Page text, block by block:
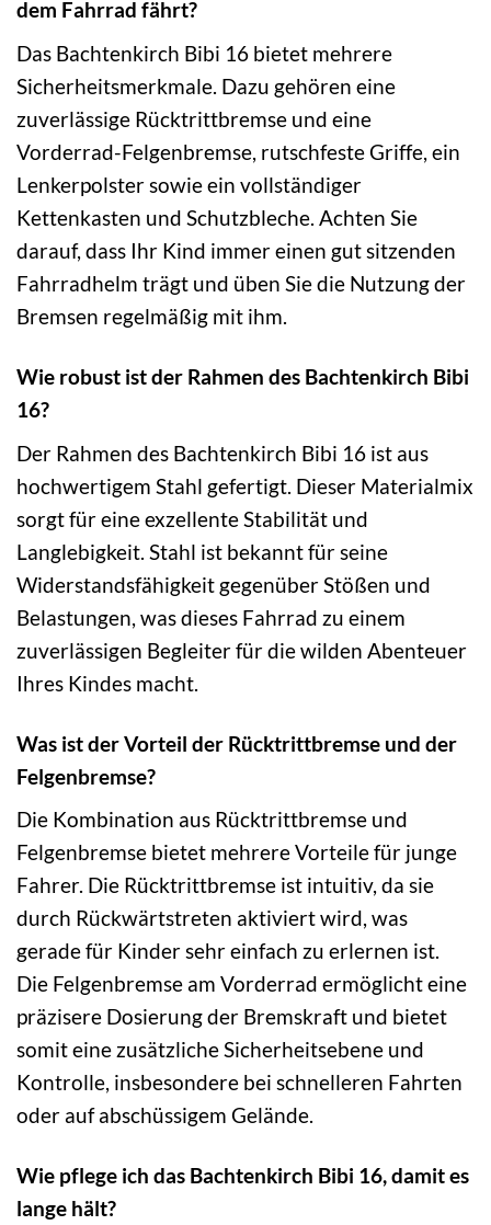
dem Fahrrad fährt?
Das Bachtenkirch Bibi 16 bietet mehrere
Sicherheitsmerkmale. Dazu gehören eine
zuverlässige Rücktrittbremse und eine
Vorderrad-Felgenbremse, rutschfeste Griffe, ein
Lenkerpolster sowie ein vollständiger
Kettenkasten und Schutzbleche. Achten Sie
darauf, dass Ihr Kind immer einen gut sitzenden
Fahrradhelm trägt und üben Sie die Nutzung der
Bremsen regelmäßig mit ihm.
Wie robust ist der Rahmen des Bachtenkirch Bibi
16?
Der Rahmen des Bachtenkirch Bibi 16 ist aus
hochwertigem Stahl gefertigt. Dieser Materialmix
sorgt für eine exzellente Stabilität und
Langlebigkeit. Stahl ist bekannt für seine
Widerstandsfähigkeit gegenüber Stößen und
Belastungen, was dieses Fahrrad zu einem
zuverlässigen Begleiter für die wilden Abenteuer
Ihres Kindes macht.
Was ist der Vorteil der Rücktrittbremse und der
Felgenbremse?
Die Kombination aus Rücktrittbremse und
Felgenbremse bietet mehrere Vorteile für junge
Fahrer. Die Rücktrittbremse ist intuitiv, da sie
durch Rückwärtstreten aktiviert wird, was
gerade für Kinder sehr einfach zu erlernen ist.
Die Felgenbremse am Vorderrad ermöglicht eine
präzisere Dosierung der Bremskraft und bietet
somit eine zusätzliche Sicherheitsebene und
Kontrolle, insbesondere bei schnelleren Fahrten
oder auf abschüssigem Gelände.
Wie pflege ich das Bachtenkirch Bibi 16, damit es
lange hält?